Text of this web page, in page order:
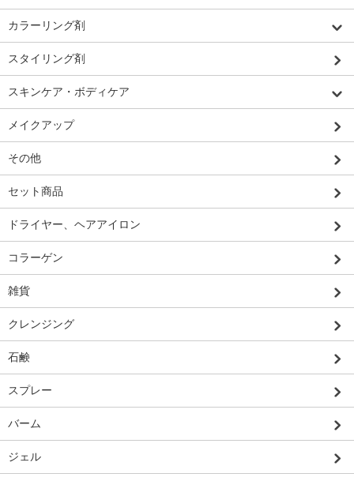
カラーリング剤
スタイリング剤
スキンケア・ボディケア
メイクアップ
その他
セット商品
ドライヤー、ヘアアイロン
コラーゲン
雑貨
クレンジング
石鹸
スプレー
バーム
ジェル